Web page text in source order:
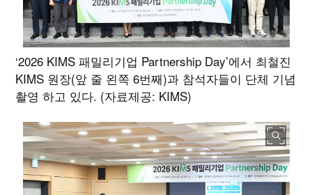
‘2026 KIMS 패밀리기업 Partnership Day’에서 최철진
KIMS 원장(앞 줄 왼쪽 6번째)과 참석자들이 단체 기념
촬영 하고 있다. (자료제공: KIMS)